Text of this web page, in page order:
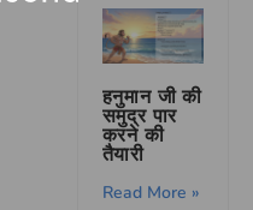
हनुमान जी की
समुद्र पार
करने की
तैयारी
Read More »